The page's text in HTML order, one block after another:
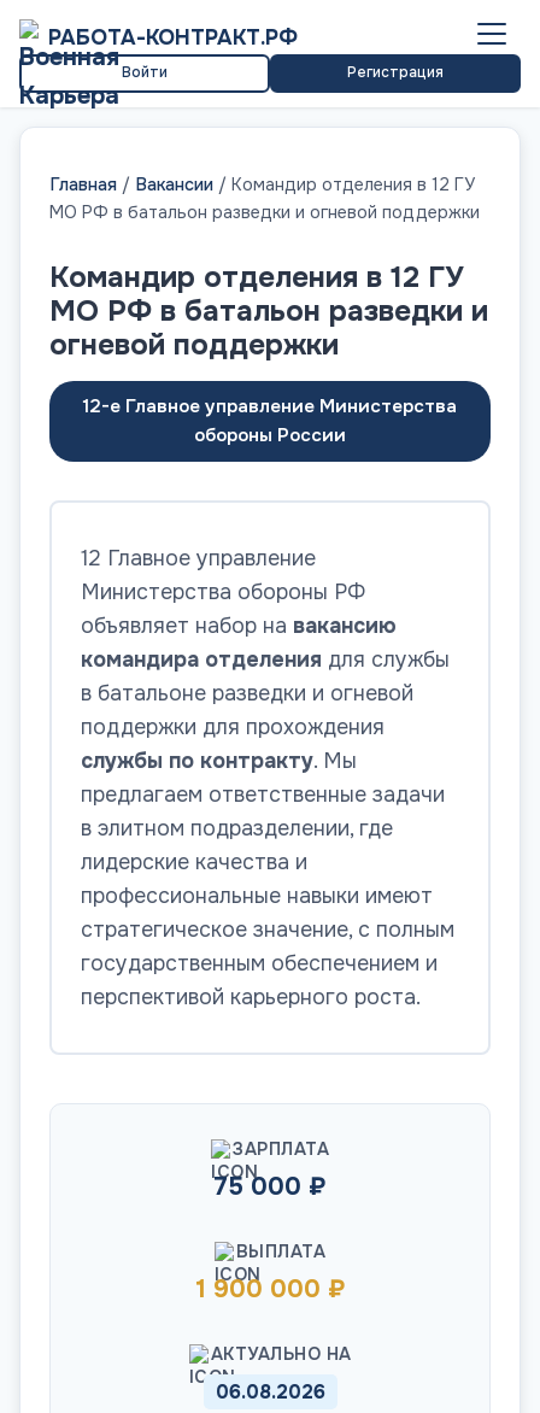
РАБОТА-КОНТРАКТ.РФ
Войти Регистрация
Главная / Вакансии / Командир отделения в 12 ГУ
МО РФ в батальон разведки и огневой поддержки
Командир отделения в 12 ГУ
МО РФ в батальон разведки и
огневой поддержки
12-е Главное управление Министерства
обороны России
12 Главное управление
Министерства обороны РФ
объявляет набор на вакансию
командира отделения для службы
в батальоне разведки и огневой
поддержки для прохождения
службы по контракту. Мы
предлагаем ответственные задачи
в элитном подразделении, где
лидерские качества и
профессиональные навыки имеют
стратегическое значение, с полным
государственным обеспечением и
перспективой карьерного роста.
ЗАРПЛАТА
75 000 ₽
ВЫПЛАТА
1 900 000 ₽
АКТУАЛЬНО НА
06.08.2026